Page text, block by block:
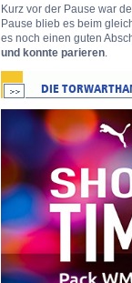
Kurz vor der Pause war
Pause blieb es beim
es noch einen guten
und konnte parieren